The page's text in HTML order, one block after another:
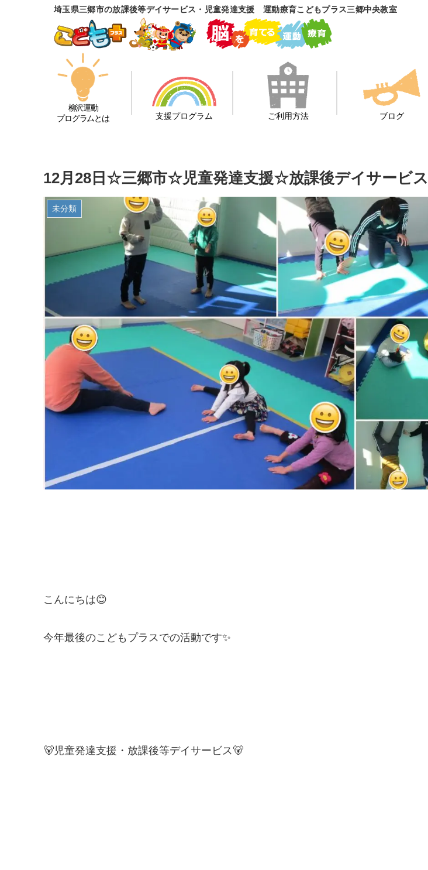
埼玉県三郷市の放課後等デイサービス・児童発達支援 運動療育こどもプラス三郷中央教室
柳沢運動
プログラムとは
支援プログラム ご利用方法 ブログ
12月28日☆三郷市☆児童発達支援☆放課後デイサービス
未分類
こんにちは😊
今年最後のこどもプラスでの活動です✨
🐻児童発達支援・放課後等デイサービス🐻